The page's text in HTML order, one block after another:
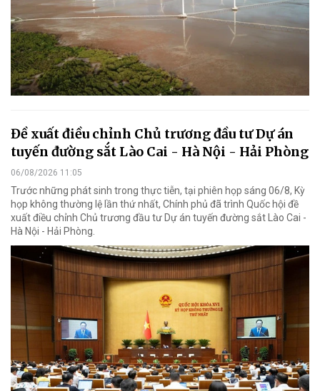
Đề xuất điều chỉnh Chủ trương đầu tư Dự án
tuyến đường sắt Lào Cai - Hà Nội - Hải Phòng
06/08/2026 11:05
Trước những phát sinh trong thực tiễn, tại phiên họp sáng 06/8, Kỳ
họp không thường lệ lần thứ nhất, Chính phủ đã trình Quốc hội đề
xuất điều chỉnh Chủ trương đầu tư Dự án tuyến đường sắt Lào Cai -
Hà Nội - Hải Phòng.